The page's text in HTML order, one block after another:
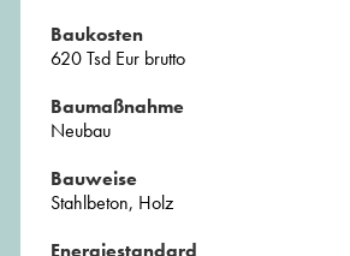
Baukosten
620 Tsd Eur brutto
Baumaßnahme
Neubau
Bauweise
Stahlbeton, Holz
Energiestandard